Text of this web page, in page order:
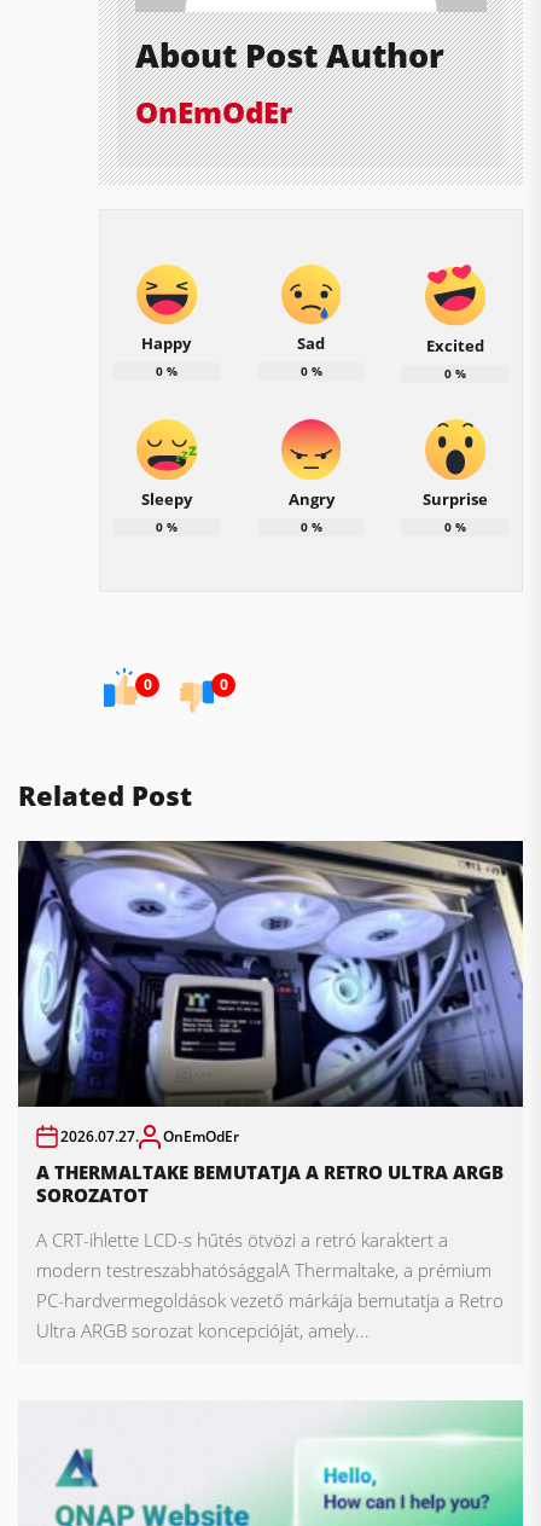
About Post Author
OnEmOdEr
Happy
0%
Sad
0%
Excited
0 %
Sleepy
0%
Angry
0%
Surprise
0 %
0 0
Related Post
2026.07.27. OnEmOdEr
A THERMALTAKE BEMUTATJA A RETRO ULTRA ARGB
SOROZATOT
A CRT-ihlette LCD-s hűtés ötvözi a retró karaktert a
modern testreszabhatósággalA Thermaltake, a prémium
PC-hardvermegoldások vezető márkája bemutatja a Retro
Ultra ARGB sorozat koncepcióját, amely...